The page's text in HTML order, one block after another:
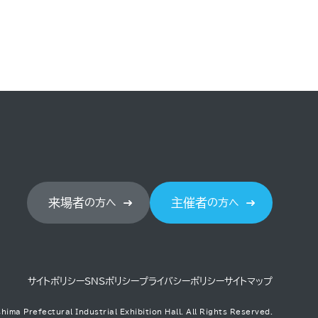
来場者の方へ 主催者の方へ
サイトポリシーSNSポリシープライバシーポリシーサイトマップ
Prefectural Industrial Exhibition Hall. All Rights Reserved.